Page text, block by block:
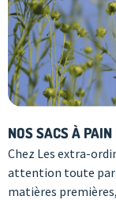
NOS SACS À
Chez Les extra-
attention toute
matières